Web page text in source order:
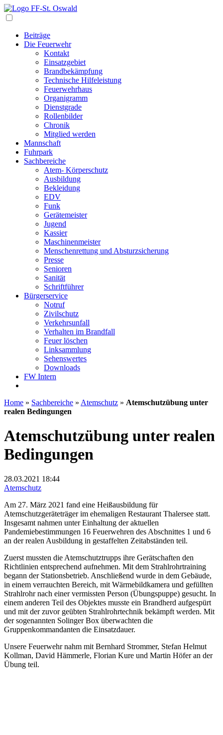
Beiträge
Die Feuerwehr
Kontakt
Einsatzgebiet
Brandbekämpfung
Technische Hilfeleistung
Feuerwehrhaus
Organigramm
Dienstgrade
Rollenbilder
Chronik
Mitglied werden
Mannschaft
Fuhrpark
Sachbereiche
Atem- Körperschutz
Ausbildung
Bekleidung
EDV
Funk
Gerätemeister
Jugend
Kassier
Maschinenmeister
Menschenrettung und Absturzsicherung
Presse
Senioren
Sanität
Schriftführer
Bürgerservice
Notruf
Zivilschutz
Verkehrsunfall
Verhalten im Brandfall
Feuer löschen
Linksammlung
Sehenswertes
Downloads
FW Intern
Home » Sachbereiche » Atemschutz » Atemschutzübung unter
realen Bedingungen
Atemschutzübung unter realen
Bedingungen
28.03.2021 18:44
Atemschutz
Am 27. März 2021 fand eine Heißausbildung für
Atemschutzgeräteträger im ehemaligen Restaurant Thalersee statt.
Insgesamt nahmen unter Einhaltung der aktuellen
Pandemiebestimmungen 16 Feuerwehren des Abschnittes 1 und 6
an der realen Ausbildung in gestaffelten Zeitabständen teil.
Zuerst mussten die Atemschutztrupps ihre Gerätschaften den
Richtlinien entsprechend aufnehmen. Mit dem Strahlrohrtraining
begann der Stationsbetrieb. Anschließend wurde in dem Gebäude,
in einem verrauchten Bereich, mit Wärmebildkamera und gefüllten
Strahlrohr nach einer vermissten Person (Übungspuppe) gesucht. In
einem anderen Teil des Objektes musste ein Brandherd aufgespürt
und mit der zuvor geübten Strahlrohrtechnik bekämpft werden. Mit
der sogenannten Solinger Box überwachten die
Gruppenkommandanten die Einsatzdauer.
Unsere Feuerwehr nahm mit Bernhard Strommer, Stefan Helmut
Kollman, David Hämmerle, Florian Kure und Martin Höfer an der
Übung teil.